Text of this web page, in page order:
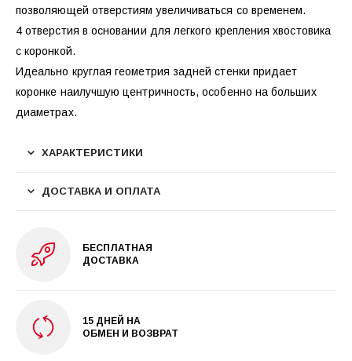
позволяющей отверстиям увеличиваться со временем.
4 отверстия в основании для легкого крепления хвостовика
с коронкой.
Идеально круглая геометрия задней стенки придает
коронке наилучшую центричность, особенно на больших
диаметрах.
ХАРАКТЕРИСТИКИ
ДОСТАВКА И ОПЛАТА
БЕСПЛАТНАЯ
ДОСТАВКА
15 ДНЕЙ НА
ОБМЕН И ВОЗВРАТ